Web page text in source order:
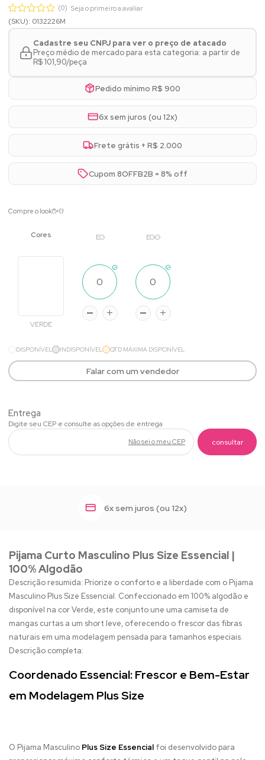
(0) Seja o primeiro a avaliar
(SKU): 0132226M
Cadastre seu CNPJ para ver o preço de atacado
Preço médio de mercado para esta categoria: a partir de
R$ 101,90/peça
Pedido mínimo R$ 900
6x sem juros (ou 12x)
Frete grátis + R$ 2.000
Cupom 8OFFB2B = 8% off
Compre o look
EG EGG
VERDE
DISPONÍVEL INDISPONÍVEL QTD MÁXIMA DISPONÍVEL
Falar com um vendedor
Não sei o meu CEP
6x sem juros (ou 12x)
Pijama Curto Masculino Plus Size Essencial |
100% Algodão
Descrição resumida: Priorize o conforto e a liberdade com o Pijama
Masculino Plus Size Essencial. Confeccionado em 100% algodão e
disponível na cor Verde, este conjunto une uma camiseta de
mangas curtas a um short leve, oferecendo o frescor das fibras
naturais em uma modelagem pensada para tamanhos especiais.
Descrição completa:
Coordenado Essencial: Frescor e Bem-Estar
em Modelagem Plus Size
O Pijama Masculino Plus Size Essencial foi desenvolvido para